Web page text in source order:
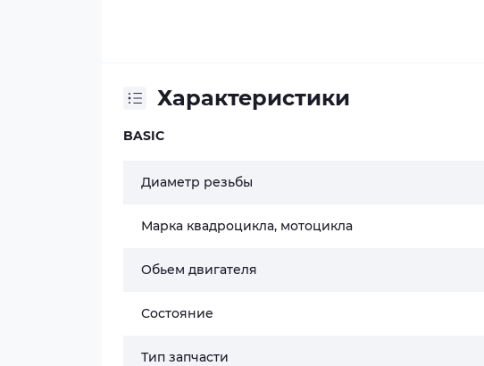
Характеристики
BASIC
Диаметр резьбы
Марка квадроцикла, мотоцикла
Обьем двигателя
Состояние
Тип запчасти